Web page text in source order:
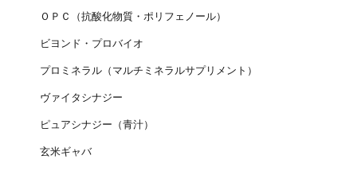
ＯＰＣ（抗酸化物質・ポリフェノール）
ビヨンド・プロバイオ
プロミネラル（マルチミネラルサプリメント）
ヴァイタシナジー
ピュアシナジー（青汁）
玄米ギャバ